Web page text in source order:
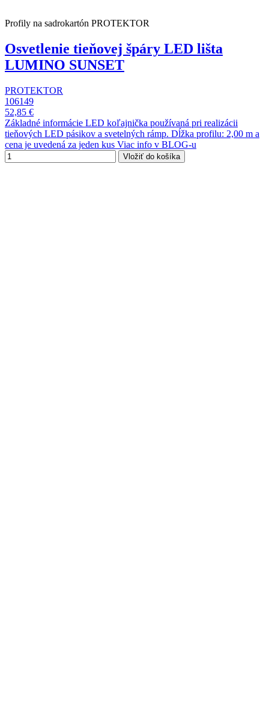
Profily na sadrokartón PROTEKTOR
Osvetlenie tieňovej špáry LED lišta
LUMINO SUNSET
PROTEKTOR
106149
52,85 €
Základné informácie LED koľajnička používaná pri realizácii
tieňových LED pásikov a svetelných rámp. Dĺžka profilu: 2,00 m a
cena je uvedená za jeden kus Viac info v BLOG-u
Vložiť do košíka